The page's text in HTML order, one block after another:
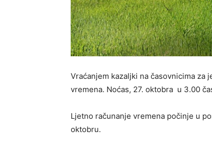
Vraćanjem kazaljki na časovnicima za
vremena. Noćas, 27. oktobra u 3.00
Ljetno računanje vremena počinje u
oktobru.